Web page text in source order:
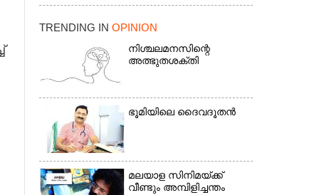
വേണുഗോപാൽ എം.പി. സഹകരണ-
എന്നിവർ
TRENDING IN OPINION
നിശ്ചലമനസിന്റെ
അത്ഭുതശക്തി
ഭൂ​മി​യി​ലെ​ ​ദൈ​വദൂതൻ
മലയാള സിനിമയ്ക്ക്
വീണ്ടും അമ്പിളിച്ചന്തം